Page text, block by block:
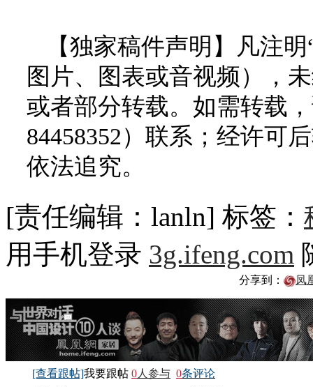
【独家稿件声明】凡注
图片、图表或音视频），
或者部分转载。如需转载
84458352）联系；经许可
依法追究。
[责任编辑：lanln] 标签：
用手机登录 3g.ifeng.com
分享到： 凤
[查看跟帖]我要跟帖 0人参与 0条评论